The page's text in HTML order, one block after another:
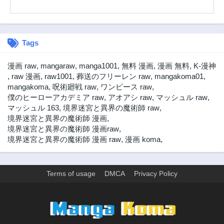
第57話
第55話
3年前
第54話
3年前
第53話
3年前
第52話
3年前
第51話
3年前 3年前
第46話
第44話
3年前
Tags
漫画 raw, mangaraw, manga1001, 無料 漫画, 漫画 無料, K-漫神
, raw 漫画, raw1001, 葬送のフリーレン raw, mangakoma01,
mangakoma, 呪術廻戦 raw, ワンピース raw,
僕のヒーローアカデミア raw, アオアシ raw, マッシュル raw,
マッシュル 163, 境界迷宮と異界の魔術師 raw,
境界迷宮と異界の魔術師 漫画,
境界迷宮と異界の魔術師 漫画raw,
境界迷宮と異界の魔術師 漫画 raw, 漫画 koma,
Terms of usage DMCA Privacy Policy